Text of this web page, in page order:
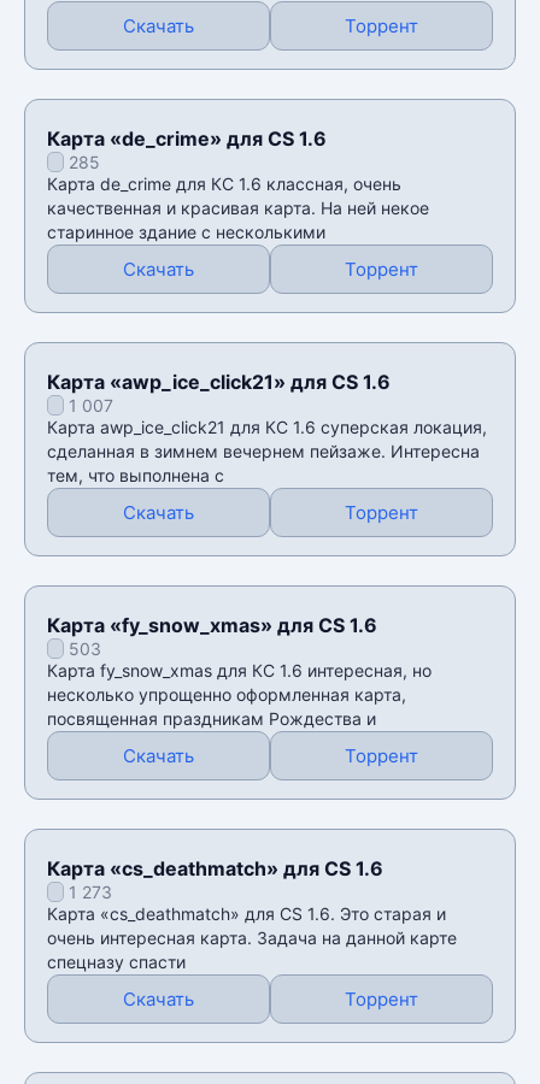
Скачать Торрент
Карта «de_crime» для CS 1.6
285
Карта de_crime для КС 1.6 классная, очень
качественная и красивая карта. На ней некое
старинное здание с несколькими
Скачать Торрент
Карта «awp_ice_click21» для CS 1.6
1 007
Карта awp_ice_click21 для КС 1.6 суперская локация,
сделанная в зимнем вечернем пейзаже. Интересна
тем, что выполнена с
Скачать Торрент
Карта «fy_snow_xmas» для CS 1.6
503
Карта fy_snow_xmas для КС 1.6 интересная, но
несколько упрощенно оформленная карта,
посвященная праздникам Рождества и
Скачать Торрент
Карта «cs_deathmatch» для CS 1.6
1 273
Карта «cs_deathmatch» для CS 1.6. Это старая и
очень интересная карта. Задача на данной карте
спецназу спасти
Скачать Торрент